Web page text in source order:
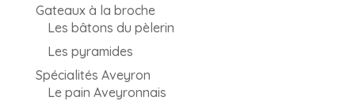
Gateaux à la broche
Les bâtons du pèlerin
Les pyramides
Spécialités Aveyron
Le pain Aveyronnais